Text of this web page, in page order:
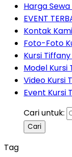
Harga
EVENT
Kontak Kami
Foto-Foto
Kursi
Model Kursi
Video Kursi
Event Kursi
Cari untuk:
Tag